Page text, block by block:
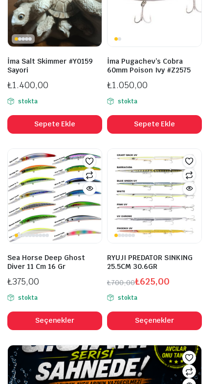
İma Salt Skimmer #Y0159
Sayori
₺1.400,00
stokta
Sepete Ekle
İma Pugachev’s Cobra
60mm Poison Ivy #Z2575
₺1.050,00
stokta
Sepete Ekle
Sea Horse Deep Ghost
Diver 11 Cm 16 Gr
₺375,00
stokta
Seçenekler
ürünün
birden
fazla
varyasyonu
var.
Seçenekler
RYUJI PREDATOR SINKING
25.5CM 30.6GR
₺700,00
Orijinal
fiyat:
₺700,00.
₺625,00
Şu
andaki
fiyat:
₺625,00.
stokta
Seçenekler